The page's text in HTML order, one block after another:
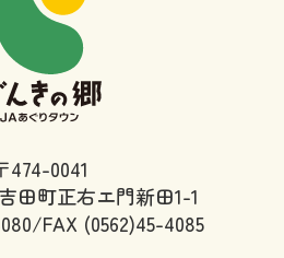
474-0041
田町正右エ門新田1-1
FAX (0562)45-4085